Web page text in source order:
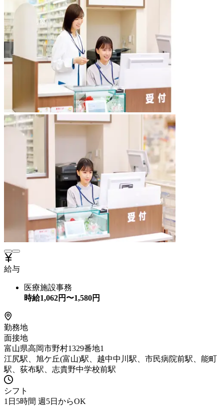
給与
医療施設事務
時給1,062円〜1,580円
勤務地
面接地
富山県高岡市野村1329番地1
江尻駅、旭ケ丘(富山)駅、越中中川駅、市民病院前駅、能町
駅、荻布駅、志貴野中学校前駅
シフト
1日5時間 週5日からOK